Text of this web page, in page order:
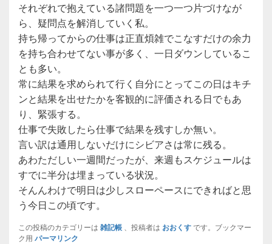
それぞれで抱えている諸問題を一つ一つ片づけなが
ら、疑問点を解消していく私。
持ち帰ってからの仕事は正直煩雑でこなすだけの余力
を持ち合わせてない事が多く、一日ダウンしているこ
とも多い。
常に結果を求められて行く自分にとってこの日はキチ
ンと結果を出せたかを客観的に評価される日でもあ
り、緊張する。
仕事で失敗したら仕事で結果を残すしか無い。
言い訳は通用しないだけにシビアさは常に残る。
あわただしい一週間だったが、来週もスケジュールは
すでに半分は埋まっている状況。
そんんわけで明日は少しスローペースにできればと思
う今日この頃です。
この投稿のカテゴリーは 雑記帳 、投稿者は おおくすです。ブックマー
ク用 パーマリンク